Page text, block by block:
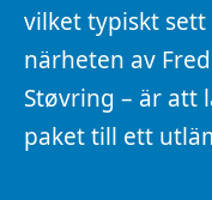
vilket typiskt
närheten av
Støvring – är att
paket till ett